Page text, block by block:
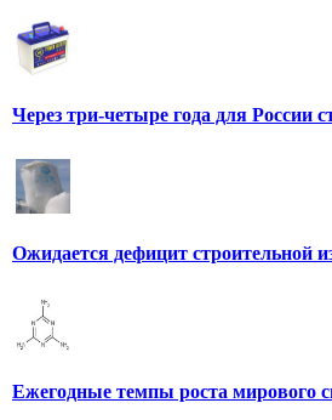
Через три-четыре года для России
Ожидается дефицит строительной
Ежегодные темпы роста мирового